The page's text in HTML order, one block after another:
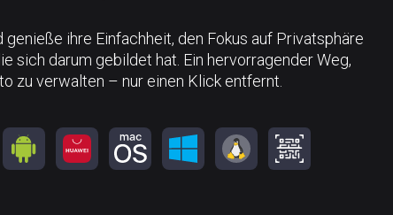
genieße ihre Einfachheit, den Fokus auf Privatsphäre
sich darum gebildet hat. Ein hervorragender Weg,
zu verwalten – nur einen Klick entfernt.